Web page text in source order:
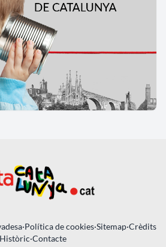
·Política de cookies·Sitemap·Crèdits
Històric·Contacte